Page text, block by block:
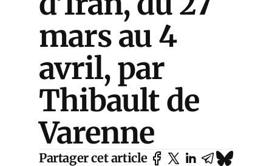
mars au 4
avril, par
Thibault de
Varenne
Partager cet article